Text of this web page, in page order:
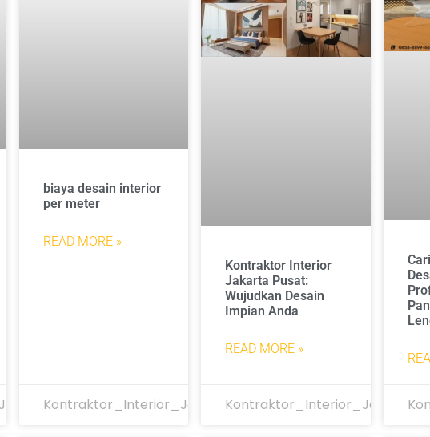
biaya desain interior
per meter
READ MORE »
Kontraktor_Interior_Jakarta
Kontraktor Interior
Jakarta Pusat:
Wujudkan Desain
Impian Anda
READ MORE »
Kontraktor_Interior_Jakarta